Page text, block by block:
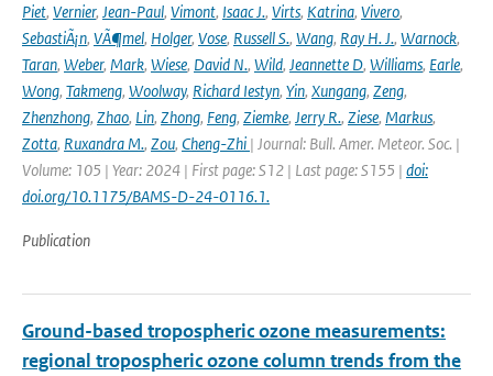
Piet, Vernier, Jean-Paul, Vimont, Isaac J., Virts, Katrina, Vivero,
SebastiÃ¡n, VÃ¶mel, Holger, Vose, Russell S., Wang, Ray H. J., Warnock,
Taran, Weber, Mark, Wiese, David N., Wild, Jeannette D, Williams, Earle,
Wong, Takmeng, Woolway, Richard Iestyn, Yin, Xungang, Zeng,
Zhenzhong, Zhao, Lin, Zhong, Feng, Ziemke, Jerry R., Ziese, Markus,
Zotta, Ruxandra M., Zou, Cheng-Zhi | Journal: Bull. Amer. Meteor. Soc. |
Volume: 105 | Year: 2024 | First page: S12 | Last page: S155 | doi:
doi.org/10.1175/BAMS-D-24-0116.1.
Publication
Ground-based tropospheric ozone measurements:
regional tropospheric ozone column trends from the